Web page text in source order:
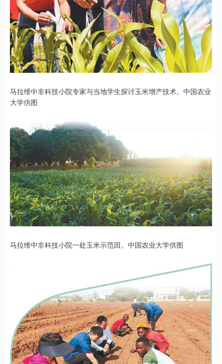
马拉维中非科技小院专家与当地学生探讨玉米增产技术。中国农业
大学供图
马拉维中非科技小院一处玉米示范田。中国农业大学供图